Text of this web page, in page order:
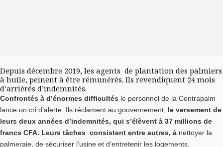
Depuis décembre 2019, les agents de plantation des palmiers
à huile, peinent à être rémunérés. Ils revendiquent 24 mois
d’arriérés d’indemnités.
Confrontés à d’énormes difficultés le personnel de la Centrapalm
lance un cri d’alerte. Ils réclament au gouvernement, le versement de
leurs deux années d’indemnités, qui s’élèvent à 37 millions de
francs CFA. Leurs tâches consistent entre autres, à nettoyer la
palmeraie, de sécuriser l’usine et d’entretenir les logements.